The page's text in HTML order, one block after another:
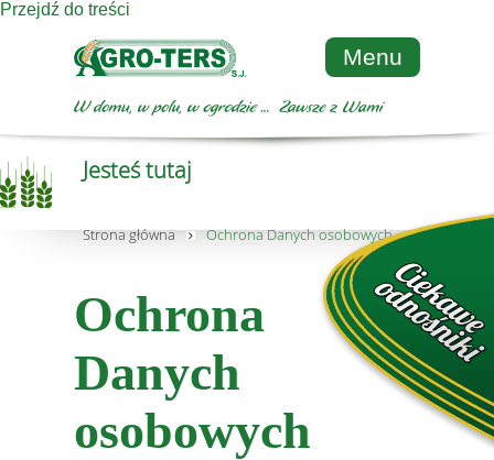
Przejdź do treści
Menu
Jesteś tutaj
Strona główna Ochrona Danych osobowych
Ochrona
Danych
osobowych